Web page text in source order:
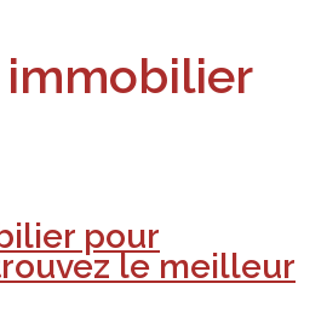
pour
le meilleur